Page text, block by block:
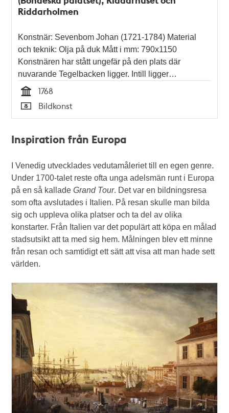
Riddarholmen
Konstnär: Sevenbom Johan (1721-1784) Material
och teknik: Olja på duk Mått i mm: 790x1150
Konstnären har stått ungefär på den plats där
nuvarande Tegelbacken ligger. Intill ligger…
Tid
1768
Typ
Bildkonst
Inspiration från Europa
I Venedig utvecklades vedutamåleriet till en egen genre.
Under 1700-talet reste ofta unga adelsmän runt i Europa
på en så kalladeGrand Tour. Det var en bildningsresa
som ofta avslutades i Italien. På resan skulle man bilda
sig och uppleva olika platser och ta del av olika
konstarter. Från Italien var det populärt att köpa en målad
stadsutsikt att ta med sig hem. Målningen blev ett minne
från resan och samtidigt ett sätt att visa att man hade sett
världen.